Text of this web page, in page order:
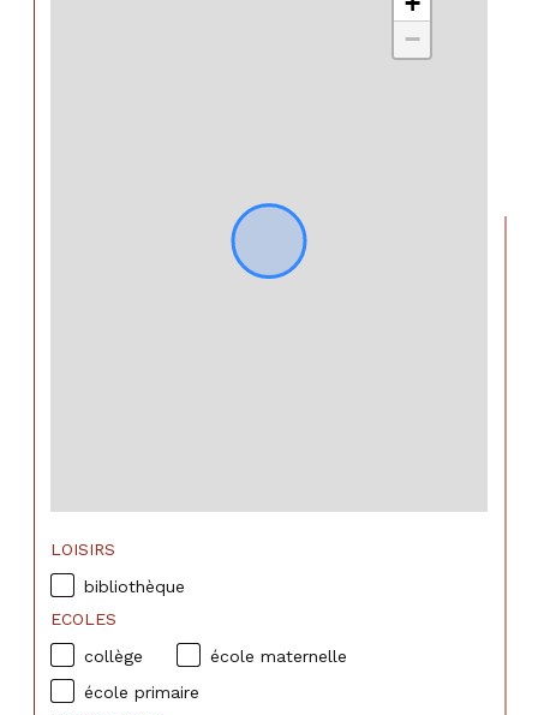
−
LOISIRS
bibliothèque
ECOLES
collège
école maternelle
école primaire